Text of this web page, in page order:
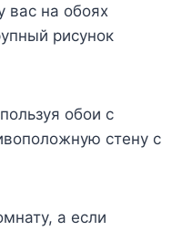
вас на обоях
рисунок
обои с
стену с
а если